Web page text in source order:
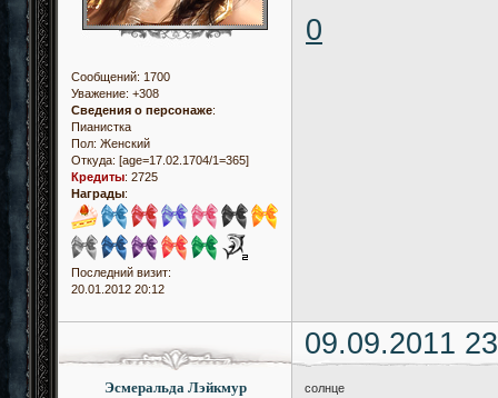
Сообщений: 1700
Уважение: +308
Сведения о персонаже:
Пианистка
Пол: Женский
Откуда: [age=17.02.1704/1=365]
Кредиты: 2725
Награды:
Последний визит:
20.01.2012 20:12
0
09.09.2011
Эсмеральда Лэйкмур солнце